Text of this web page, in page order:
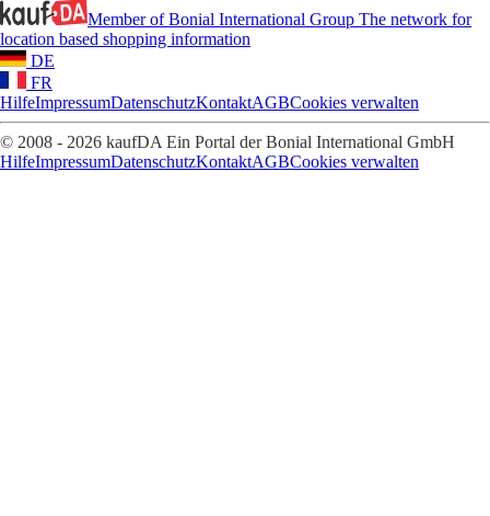
Member of Bonial International Group The network for
location based shopping information
DE
FR
HilfeImpressumDatenschutzKontaktAGBCookies verwalten
© 2008 - 2026 kaufDA Ein Portal der Bonial International GmbH
HilfeImpressumDatenschutzKontaktAGBCookies verwalten